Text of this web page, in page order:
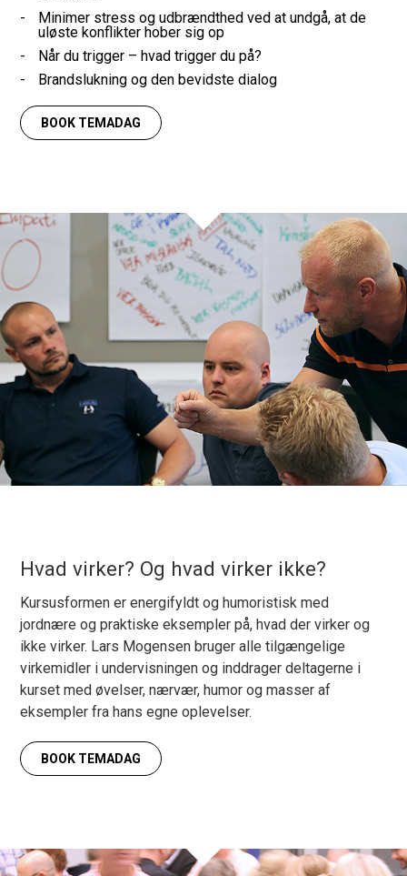
Minimer stress og udbrændthed ved at undgå, at de
uløste konflikter hober sig op
Når du trigger – hvad trigger du på?
Brandslukning og den bevidste dialog
BOOK TEMADAG
Hvad virker? Og hvad virker ikke?
Kursusformen er energifyldt og humoristisk med
jordnære og praktiske eksempler på, hvad der virker og
ikke virker. Lars Mogensen bruger alle tilgængelige
virkemidler i undervisningen og inddrager deltagerne i
kurset med øvelser, nærvær, humor og masser af
eksempler fra hans egne oplevelser.
BOOK TEMADAG